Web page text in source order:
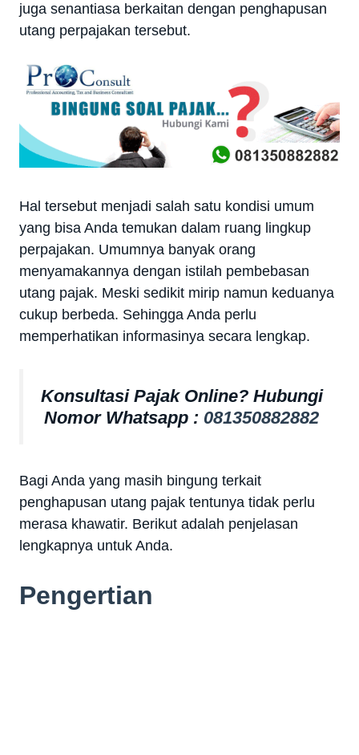
juga senantiasa berkaitan dengan penghapusan
utang perpajakan tersebut.
Hal tersebut menjadi salah satu kondisi umum
yang bisa Anda temukan dalam ruang lingkup
perpajakan. Umumnya banyak orang
menyamakannya dengan istilah pembebasan
utang pajak. Meski sedikit mirip namun keduanya
cukup berbeda. Sehingga Anda perlu
memperhatikan informasinya secara lengkap.
Konsultasi Pajak Online? Hubungi
Nomor Whatsapp : 081350882882
Bagi Anda yang masih bingung terkait
penghapusan utang pajak tentunya tidak perlu
merasa khawatir. Berikut adalah penjelasan
lengkapnya untuk Anda.
Pengertian